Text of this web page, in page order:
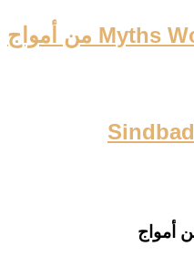
عطر سندباد من أمواج Sindbad